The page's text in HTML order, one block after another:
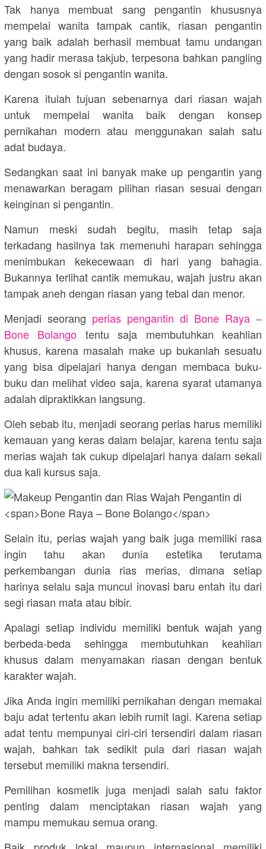
Tak hanya membuat sang pengantin khususnya
mempelai wanita tampak cantik, riasan pengantin
yang baik adalah berhasil membuat tamu undangan
yang hadir merasa takjub, terpesona bahkan pangling
dengan sosok si pengantin wanita.
Karena itulah tujuan sebenarnya dari riasan wajah
untuk mempelai wanita baik dengan konsep
pernikahan modern atau menggunakan salah satu
adat budaya.
Sedangkan saat ini banyak make up pengantin yang
menawarkan beragam pilihan riasan sesuai dengan
keinginan si pengantin.
Namun meski sudah begitu, masih tetap saja
terkadang hasilnya tak memenuhi harapan sehingga
menimbukan kekecewaan di hari yang bahagia.
Bukannya terlihat cantik memukau, wajah justru akan
tampak aneh dengan riasan yang tebal dan menor.
Menjadi seorang perias pengantin di Bone Raya –
Bone Bolango tentu saja membutuhkan keahlian
khusus, karena masalah make up bukanlah sesuatu
yang bisa dipelajari hanya dengan membaca buku-
buku dan melihat video saja, karena syarat utamanya
adalah dipraktikkan langsung.
Oleh sebab itu, menjadi seorang perias harus memiliki
kemauan yang keras dalam belajar, karena tentu saja
merias wajah tak cukup dipelajari hanya dalam sekali
dua kali kursus saja.
Selain itu, perias wajah yang baik juga memiliki rasa
ingin tahu akan dunia estetika terutama
perkembangan dunia rias merias, dimana setiap
harinya selalu saja muncul inovasi baru entah itu dari
segi riasan mata atau bibir.
Apalagi setiap individu memiliki bentuk wajah yang
berbeda-beda sehingga membutuhkan keahlian
khusus dalam menyamakan riasan dengan bentuk
karakter wajah.
Jika Anda ingin memiliki pernikahan dengan memakai
baju adat tertentu akan lebih rumit lagi. Karena setiap
adat tentu mempunyai ciri-ciri tersendiri dalam riasan
wajah, bahkan tak sedikit pula dari riasan wajah
tersebut memiliki makna tersendiri.
Pemilihan kosmetik juga menjadi salah satu faktor
penting dalam menciptakan riasan wajah yang
mampu memukau semua orang.